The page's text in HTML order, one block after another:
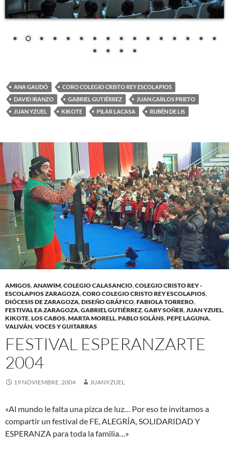
ANA GAUDÓ
CORO COLEGIO CRISTO REY ESCOLAPIOS
DAVID IRANZO
GABRIEL GUTIÉRREZ
JUAN CARLOS PRIETO
JUAN YZUEL
KIKOTE PILAR LACASA RUBÉN DE LIS
AMIGOS,ANAWIM,COLEGIO CALASANCIO,COLEGIO CRISTO REY -
ESCOLAPIOS ZARAGOZA,CORO COLEGIO CRISTO REY ESCOLAPIOS,
DIÓCESIS DE ZARAGOZA,DISEÑO GRÁFICO,FABIOLA TORRERO,
FESTIVAL EA ZARAGOZA,GABRIEL GUTIÉRREZ,GABY SOÑER,JUAN YZUEL,
KIKOTE,LOS CABOS,MARTA MORELL,PABLO SOLÁNS,PEPE LAGUNA,
VALIVÁN,VOCES Y GUITARRAS
FESTIVAL ESPERANZARTE
2004
19 NOVIEMBRE, 2004 JUANYZUEL
«Al mundo le falta una pizca de luz… Por eso te invitamos a
compartir un festival de FE, ALEGRÍA, SOLIDARIDAD Y
ESPERANZA para toda la familia…»